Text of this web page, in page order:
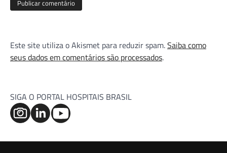
Este site utiliza o Akismet para reduzir spam.Saiba como
seus dados em comentários são processados.
SIGA O PORTAL HOSPITAIS BRASIL